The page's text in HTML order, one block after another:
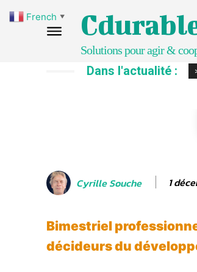
Solutions pour agir &
Dans l'actualité :
Cyrille Souche 1
Bimestriel
décideurs du
French ▼